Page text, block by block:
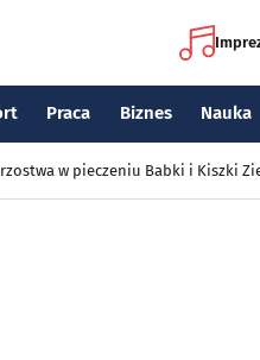
Praca Biznes Nauka
w pieczeniu Babki i Kiszki